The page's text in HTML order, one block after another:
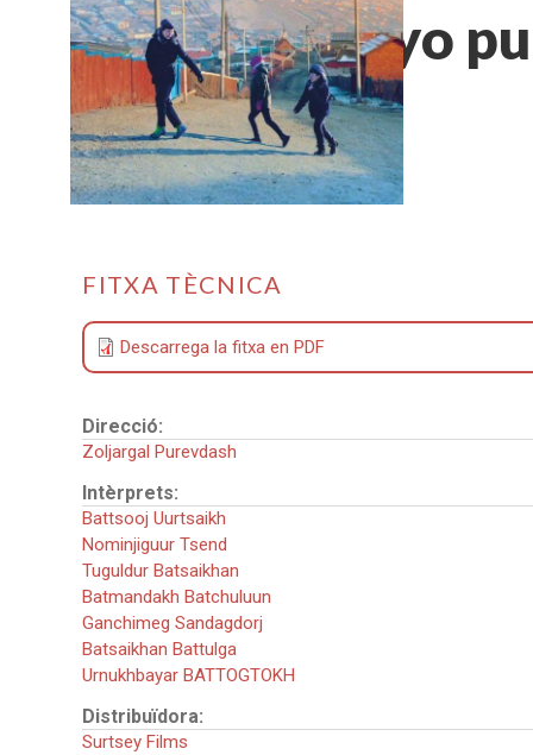
Si yo
FITXA TÈCNICA
Descarrega la fitxa en PDF
Direcció:
Zoljargal Purevdash
Intèrprets:
Battsooj Uurtsaikh
Nominjiguur Tsend
Tuguldur Batsaikhan
Batmandakh Batchuluun
Ganchimeg Sandagdorj
Batsaikhan Battulga
Urnukhbayar BATTOGTOKH
Distribuïdora:
Surtsey Films